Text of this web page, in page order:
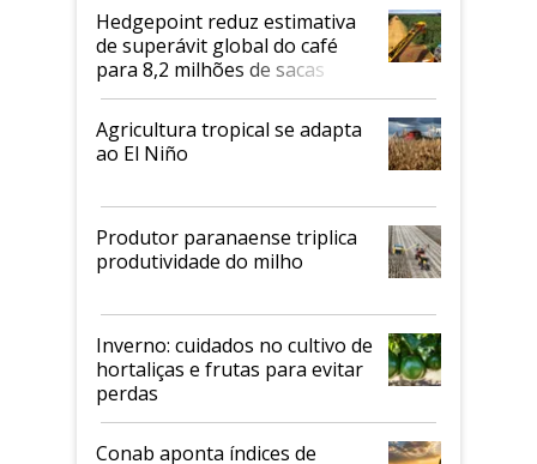
Hedgepoint reduz estimativa
de superávit global do café
para 8,2 milhões de sacas
Agricultura tropical se adapta
ao El Niño
Produtor paranaense triplica
produtividade do milho
Inverno: cuidados no cultivo de
hortaliças e frutas para evitar
perdas
Conab aponta índices de